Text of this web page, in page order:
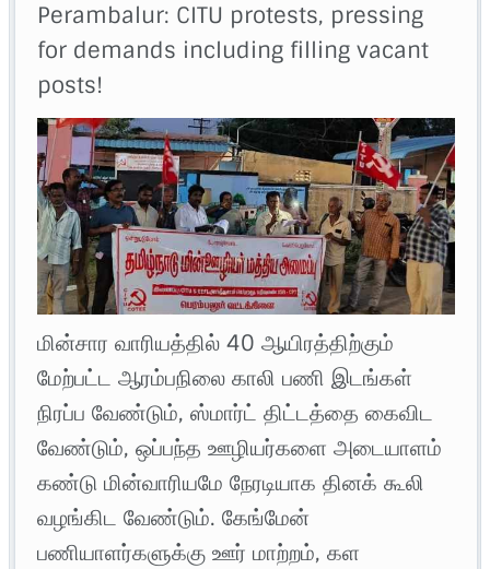
Perambalur: CITU protests, pressing
for demands including filling vacant
posts!
மின்சார வாரியத்தில் 40 ஆயிரத்திற்கும்
மேற்பட்ட ஆரம்பநிலை காலி பணி இடங்கள்
நிரப்ப வேண்டும், ஸ்மார்ட் திட்டத்தை கைவிட
வேண்டும், ஒப்பந்த ஊழியர்களை அடையாளம்
கண்டு மின்வாரியமே நேரடியாக தினக் கூலி
வழங்கிட வேண்டும். கேங்மேன்
பணியாளர்களுக்கு ஊர் மாற்றம், கள